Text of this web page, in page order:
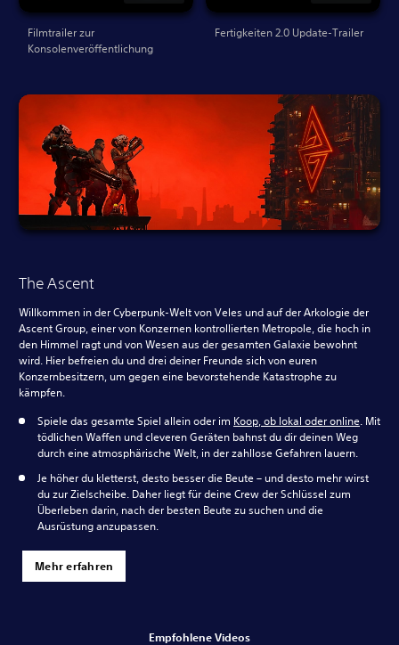
Filmtrailer zur
Konsolenveröffentlichung
Fertigkeiten 2.0 Update-Trailer
The Ascent
Willkommen in der Cyberpunk-Welt von Veles und auf der Arkologie der
Ascent Group, einer von Konzernen kontrollierten Metropole, die hoch in
den Himmel ragt und von Wesen aus der gesamten Galaxie bewohnt
wird. Hier befreien du und drei deiner Freunde sich von euren
Konzernbesitzern, um gegen eine bevorstehende Katastrophe zu
kämpfen.
Spiele das gesamte Spiel allein oder im Koop, ob lokal oder online. Mit
tödlichen Waffen und cleveren Geräten bahnst du dir deinen Weg
durch eine atmosphärische Welt, in der zahllose Gefahren lauern.
Je höher du kletterst, desto besser die Beute – und desto mehr wirst
du zur Zielscheibe. Daher liegt für deine Crew der Schlüssel zum
Überleben darin, nach der besten Beute zu suchen und die
Ausrüstung anzupassen.
Mehr erfahren
Empfohlene Videos